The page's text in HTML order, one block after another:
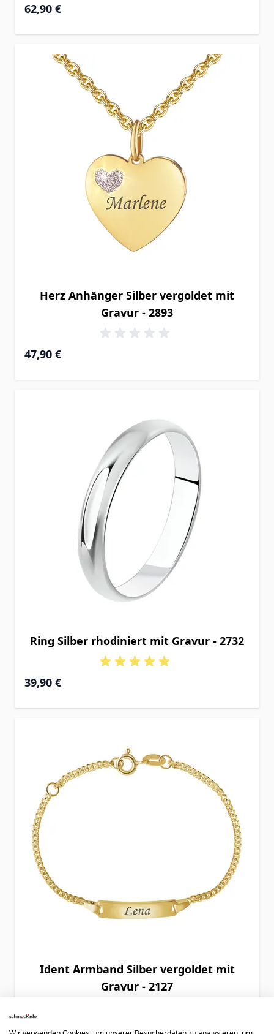
62,90 €
Herz Anhänger Silber vergoldet mit
Gravur - 2893
47,90 €
Ring Silber rhodiniert mit Gravur - 2732
39,90 €
Ident Armband Silber vergoldet mit
Gravur - 2127
57,90 €